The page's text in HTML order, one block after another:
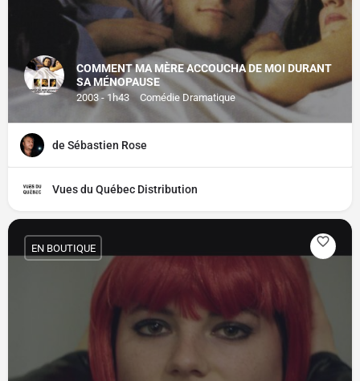
COMMENT MA MÈRE ACCOUCHA DE MOI DURANT
SA MÉNOPAUSE
2003 - 1h43 Comédie Dramatique
de Sébastien Rose
Vues du Québec Distribution
EN BOUTIQUE